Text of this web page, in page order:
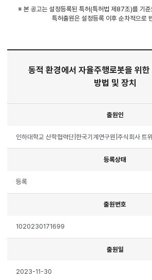
※ 본 공고는 설정등록된 특허(특허법 제87조)를 기준
특허출원은 설정등록 이후 순차적으로
동적 환경에서 자율주행로봇을 위한
방법 및 장치
출원인
인하대학교 산학협력단|한국기계연구원|주식회사 트
등록상태
등록
출원번호
1020230171699
출원일
2023-11-30